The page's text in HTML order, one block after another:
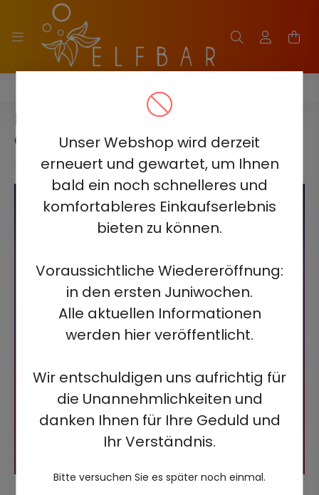
Unser Webshop wird derzeit
erneuert und gewartet, um Ihnen
bald ein noch schnelleres und
komfortableres Einkaufserlebnis
bieten zu können.
Voraussichtliche Wiedereröffnung:
in den ersten Juniwochen.
Alle aktuellen Informationen
werden hier veröffentlicht.
Wir entschuldigen uns aufrichtig für
die Unannehmlichkeiten und
danken Ihnen für Ihre Geduld und
Ihr Verständnis.
Bitte versuchen Sie es später noch einmal.
ELF BAR MoonNight 40000
ELF BAR MOONNIGHT 40000
GRANATAPFEL EXPLOSION